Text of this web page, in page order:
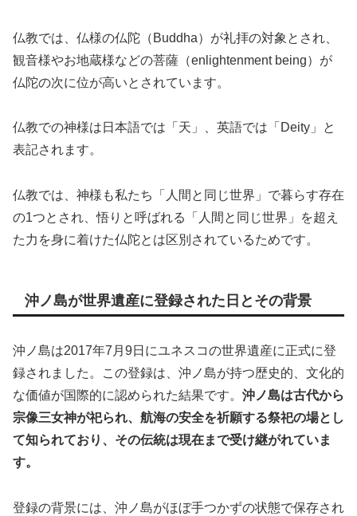
仏教では、仏様の仏陀（Buddha）が礼拝の対象とされ、
観音様やお地蔵様などの菩薩（enlightenment being）が
仏陀の次に位が高いとされています。
仏教での神様は日本語では「天」、英語では「Deity」と
表記されます。
仏教では、神様も私たち「人間と同じ世界」で暮らす存在
の1つとされ、悟りと呼ばれる「人間と同じ世界」を超え
た力を身に着けた仏陀とは区別されているためです。
沖ノ島が世界遺産に登録された日とその背景
沖ノ島は2017年7月9日にユネスコの世界遺産に正式に登
録されました。この登録は、沖ノ島が持つ歴史的、文化的
な価値が国際的に認められた結果です。 沖ノ島は古代から
宗像三女神が祀られ、航海の安全を祈願する祭祀の場とし
て知られており、その伝統は現在まで受け継がれていま
す。
登録の背景には、沖ノ島がほぼ手つかずの状態で保存され